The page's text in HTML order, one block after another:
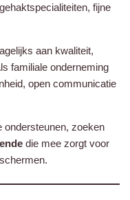
fijne
aan kwaliteit,
familiale onderneming
open communicatie
ondersteunen, zoeken
die mee zorgt voor